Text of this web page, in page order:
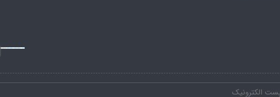
Powered byEmbed Google Maps &Phase 10 rules